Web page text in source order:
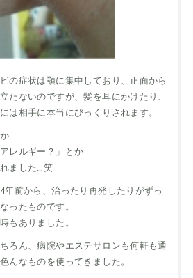
の症状は顎に集中しており、正面から
たないのですが、髪を耳にかけたり、
は相手に本当にびっくりされます。
レルギー？」とか
ました…笑
年前から、治ったり再発したりがずっ
ったものです。
もありました。
ろん、病院やエステサロンも何軒も通
んなものを使ってきました。